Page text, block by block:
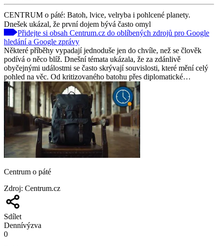
CENTRUM o páté: Batoh, lvice, velryba i pohlcené planety.
Dnešek ukázal, že první dojem bývá často omyl
Přidejte si obsah Centrum.cz do oblíbených zdrojů pro Google
hledání a Google zprávy
Některé příběhy vypadají jednoduše jen do chvíle, než se člověk
podívá o něco blíž. Dnešní témata ukázala, že za zdánlivě
obyčejnými událostmi se často skrývají souvislosti, které mění celý
pohled na věc. Od kritizovaného batohu přes diplomatické…
Centrum o páté
Zdroj: Centrum.cz
Sdílet
Dennívýzva
0